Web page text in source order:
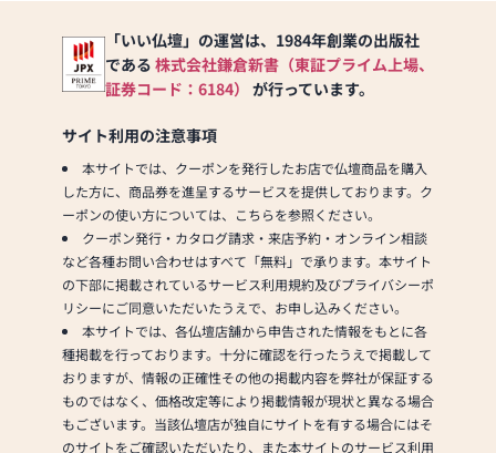
「いい仏壇」の運営は、1984年創業の出版社
である 株式会社鎌倉新書（東証プライム上場、
証券コード：6184） が行っています。
サイト利用の注意事項
本サイトでは、クーポンを発行したお店で仏壇商品を購入
した方に、商品券を進呈するサービスを提供しております。ク
ーポンの使い方については、こちらを参照ください。
クーポン発行・カタログ請求・来店予約・オンライン相談
など各種お問い合わせはすべて「無料」で承ります。本サイト
の下部に掲載されているサービス利用規約及びプライバシーポ
リシーにご同意いただいたうえで、お申し込みください。
本サイトでは、各仏壇店舗から申告された情報をもとに各
種掲載を行っております。十分に確認を行ったうえで掲載して
おりますが、情報の正確性その他の掲載内容を弊社が保証する
ものではなく、価格改定等により掲載情報が現状と異なる場合
もございます。当該仏壇店が独自にサイトを有する場合にはそ
のサイトをご確認いただいたり、また本サイトのサービス利用